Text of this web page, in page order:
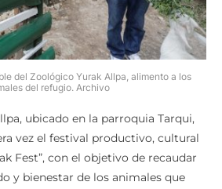
del Zoológico Yurak Allpa, alimento a los
del refugio. Archivo
ubicado en la parroquia Tarqui,
vez el festival productivo, cultural
Fest”, con el objetivo de recaudar
y bienestar de los animales que